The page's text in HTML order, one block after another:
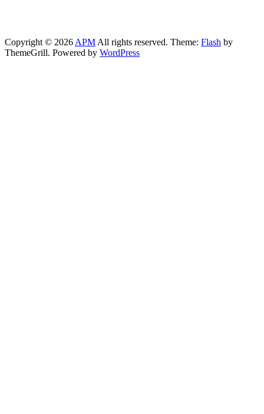
Copyright © 2026 APM All rights reserved. Theme: Flash by
ThemeGrill. Powered by WordPress